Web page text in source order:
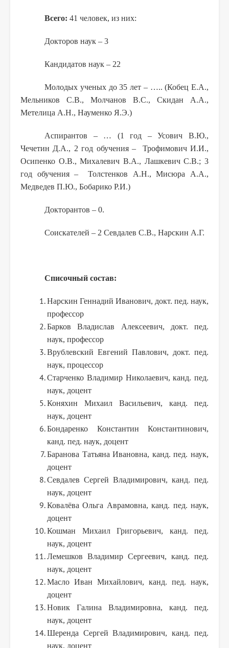
Всего:41 человек, из них:
Докторов наук – 3
Кандидатов наук – 22
Молодых ученых до 35 лет – ….. (Кобец Е.А.,
Мельников С.В., Молчанов В.С., Скидан А.А.,
Метелица А.Н., Науменко Я.Э.)
Аспирантов – … (1 год – Усович В.Ю.,
Чечетин Д.А., 2 год обучения – Трофимович И.И.,
Осипенко О.В., Михалевич В.А., Лашкевич С.В.; 3
год обучения – Толстенков А.Н., Мисюра А.А.,
Медведев П.Ю., Бобарико Р.И.)
Докторантов – 0.
Соискателей – 2 Севдалев С.В., Нарскин А.Г.
Списочный состав:
Нарскин Геннадий Иванович, докт. пед. наук,
профессор
Барков Владислав Алексеевич, докт. пед.
наук, профессор
Врублевский Евгений Павлович, докт. пед.
наук, процессор
Старченко Владимир Николаевич, канд. пед.
наук, доцент
Коняхин Михаил Васильевич, канд. пед.
наук, доцент
Бондаренко Константин Константинович,
канд. пед. наук, доцент
Баранова Татьяна Ивановна, канд. пед. наук,
доцент
Севдалев Сергей Владимирович, канд. пед.
наук, доцент
Ковалёва Ольга Аврамовна, канд. пед. наук,
доцент
Кошман Михаил Григорьевич, канд. пед.
наук, доцент
Лемешков Владимир Сергеевич, канд. пед.
наук, доцент
Масло Иван Михайлович, канд. пед. наук,
доцент
Новик Галина Владимировна, канд. пед.
наук, доцент
Шеренда Сергей Владимирович, канд. пед.
наук, доцент